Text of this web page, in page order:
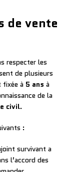
de vente
respecter les
de plusieurs
fixée à 5 ans à
de la
civil.
:
survivant a
l’accord des